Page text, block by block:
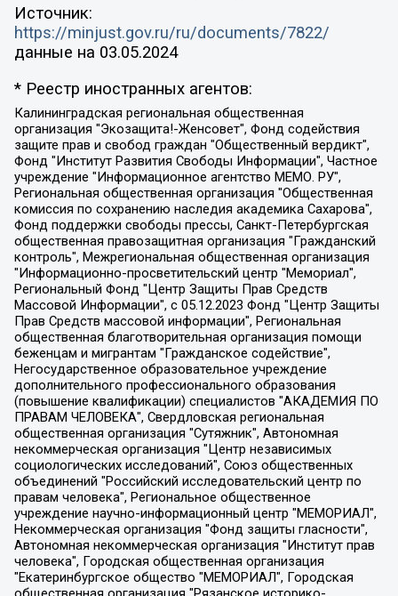
Источник:
https://minjust.gov.ru/ru/documents/7822/
данные на 03.05.2024
* Реестр иностранных агентов:
Калининградская региональная общественная организация "Экозащита!-Женсовет", Фонд содействия защите прав и свобод граждан "Общественный вердикт", Фонд "Институт Развития Свободы Информации", Частное учреждение "Информационное агентство МЕМО. РУ", Региональная общественная организация "Общественная комиссия по сохранению наследия академика Сахарова", Фонд поддержки свободы прессы, Санкт-Петербургская общественная правозащитная организация "Гражданский контроль", Межрегиональная общественная организация "Информационно-просветительский центр "Мемориал", Региональный Фонд "Центр Защиты Прав Средств Массовой Информации", с 05.12.2023 Фонд "Центр Защиты Прав Средств массовой информации", Региональная общественная благотворительная организация помощи беженцам и мигрантам "Гражданское содействие", Негосударственное образовательное учреждение дополнительного профессионального образования (повышение квалификации) специалистов "АКАДЕМИЯ ПО ПРАВАМ ЧЕЛОВЕКА", Свердловская региональная общественная организация "Сутяжник", Автономная некоммерческая организация "Центр независимых социологических исследований", Союз общественных объединений "Российский исследовательский центр по правам человека", Региональное общественное учреждение научно-информационный центр "МЕМОРИАЛ", Некоммерческая организация "Фонд защиты гласности", Автономная некоммерческая организация "Институт прав человека", Городская общественная организация "Екатеринбургское общество "МЕМОРИАЛ", Городская общественная организация "Рязанское историко-просветительское и правозащитное общество "Мемориал" (Рязанский Мемориал), Челябинский региональный орган общественной самодеятельности – женское общественное объединение "Женщины Евразии", Челябинский региональный орган общественной самодеятельности "Уральская правозащитная группа", Фонд содействия защите здоровья и социальной справедливости имени Андрея Рылькова, Автономная Некоммерческая Организация "Аналитический Центр Юрия Левады", Автономная некоммерческая организация социальной поддержки населения "Проект Апрель", Региональная общественная организация помощи женщинам и детям, находящимся в кризисной ситуации "Информационно-методический центр "Анна", Фонд содействия развитию массовых коммуникаций и правовому просвещению "Так-так-Так", Фонд содействия устойчивому развитию "Серебряная тайга", Свердловский региональный общественный фонд социальных проектов "Новое время", "Idel.Реалии", Кавказ.Реалии, Крым.Реалии, Телеканал Настоящее Время, Татаро-башкирская служба Радио Свобода (Azatliq Radiosi), Радио Свободная Европа/Радио Свобода (PCE/PC), "Сибирь.Реалии", "Фактограф", Благотворительный фонд помощи осужденным и их семьям, Автономная некоммерческая организация "Институт глобализации и социальных движений", Фонд "В защиту прав заключенных", Частное учреждение "Центр поддержки и содействия развитию средств массовой информации", Пензенский региональный общественный благотворительный фонд "Гражданский союз", "Север.Реалии", Некоммерческая организация Фонд "Правовая инициатива", Общество с ограниченной ответственностью "Радио Свободная Европа/Радио Свобода", Чешское информационное агентство "MEDIUM-ORIENT", Красноярская региональная общественная организация "Мы против СПИДа", Камалягин Денис Николаевич, Маркелов Сергей Евгеньевич, Пономарев Лев Александрович, Савицкая Людмила Алексеевна, Автономная некоммерческая организация "Центр по работе с проблемой насилия "НАСИЛИЮ.НЕТ", Межрегиональный профессиональный союз работников здравоохранения "Альянс врачей", Юридическое лицо, зарегистрированное в Латвийской Республике, SIA "Medusa Project" (регистрационный номер 40103797863, дата регистрации 10.06.2014), Некоммерческая организация "Фонд по борьбе с коррупцией", Автономная некоммерческая организация "Институт права и публичной политики", Баданин Роман Сергеевич, Гликин Максим Александрович, Железнова Мария Михайловна, Лукьянова Юлия Сергеевна, Маетная Елизавета Витальевна, Маняхин Петр Борисович, Чуракова Ольга Владимировна, Ярош Юлия Петровна, Юридическое лицо "The Insider SIA", зарегистрированное в Риге, Латвийская Республика (дата регистрации 26.06.2015), являющееся администратором доменного имени интернет-издания "The Insider SIA", https://theins.ru, Постернак Алексей Евгеньевич, Рубин Михаил Аркадьевич, Анин Роман Александрович, Юридическое лицо Istories fonds, зарегистрированное в Латвийской Республике (регистрационный номер 50008295751, дата регистрации 24.02.2020), Великовский Дмитрий Александрович, Долинина Ирина Николаевна, Мароховская Алеся Алексеевна, Шлейнов Роман Юрьевич, Шмагун Олеся Валентиновна, Общество с ограниченной ответственностью "Альтаир 2021", Общество с ограниченной ответственностью "Вега 2021", Общество с ограниченной ответственностью "Главный редактор 2021", Общество с ограниченной ответственностью "Ромашки монолит", Важенков Артем Валерьевич, Ивановская областная общественная организация "Центр гендерных исследований", Гурман Юрий Альбертович, Медиапроект "ОВД-Инфо", Егоров Владимир Владимирович, Жилинский Владимир Александрович, Общество с ограниченной ответственностью "ЗП", Иванова София Юрьевна, Карезина Инна Павловна, Кильтау Екатерина Викторовна, Петров Алексей Викторович, Пискунов Сергей Евгеньевич, Смирнов Сергей Сергеевич, Тихонов Михаил Сергеевич, Общество с ограниченной ответственностью "ЖУРНАЛИСТ-ИНОСТРАННЫЙ АГЕНТ", Арапова Галина Юрьевна, Вольтская Татьяна Анатольевна, Американская компания "Mason G.E.S. Anonymous Foundation" (США), являющаяся владельцем интернет-издания https://mnews.world/, Компания "Stichting Bellingcat", зарегистрированная в Нидерландах (дата регистрации 11.07.2018), Захаров Андрей Вячеславович, Клепиковская Екатерина Дмитриевна, Общество с ограниченной ответственностью "МЕМО", Перл Роман Александрович, Симонов Евгений Алексеевич, Соловьева Елена Анатольевна, Сотников Даниил Владимирович, Сурначева Елизавета Дмитриевна, Автономная некоммерческая организация по защите прав человека и информированию населения "Якутия – Наше Мнение", Общество с ограниченной ответственностью "Москоу диджитал медиа", с 26.01.2023 Общество с ограниченной ответственностью "Чайка Белые сады", Ветошкина Валерия Валерьевна, Заговора Максим Александрович, Межрегиональное общественное движение "Российская ЛГБТ - сеть", Оленичев Максим Владимирович, Павлов Иван Юрьевич, Скворцова Елена Сергеевна, Общество с ограниченной ответственностью "Как бы инагент", Кочетков Игорь Викторович, Общество с ограниченной ответственностью "Честные выборы", Еланчик Олег Александрович, Общество с ограниченной ответственностью "Нобелевский призыв", Гималова Регина Эмилевна, Григорьев Андрей Валерьевич, Григорьева Алина Александровна, Ассоциация по содействию защите прав призывников, альтернативнослужащих и военнослужащих "Правозащитная группа "Гражданин.Армия.Право", Хисамова Регина Фаритовна, Автономная некоммерческая организация по реализации социально-правовых программ "Лилит", Дальневосточное общественное движение "Маяк", Санкт-Петербургская ЛГБТ-инициативная группа "Выход", Инициативная группа ЛГБТ+ "Реверс", Алексеев Андрей Викторович, Бекбулатова Таисия Львовна, Беляев Иван Михайлович, Владыкина Елена Сергеевна, Гельман Марат Александрович, Никульшина Вероника Юрьевна, Толоконникова Надежда Андреевна, Шендерович Виктор Анатольевич, Общество с ограниченной ответственностью "Данное сообщение", Общество с ограниченной ответственностью Издательский дом "Новая глава", Айнбиндер Александра Александровна, Московский комьюнити-центр для ЛГБТ+инициатив, Благотворительный фонд развития филантропии, Deutsche Welle (Германия, Kurt-Schumacher-Strasse 3, 53113 Bonn), Борзунова Мария Михайловна, Воробьев Виктор Викторович, Голубева Анна Львовна, Константинова Алла Михайловна, Малкова Ирина Владимировна, Мурадов Мурад Абдулгалимович, Осетинская Елизавета Николаевна, Понасенков Евгений Николаевич, Ганапольский Матвей Юрьевич, Киселев Евгений Алексеевич, Борухович Ирина Григорьевна, Дремин Иван Тимофеевич, Дубровский Дмитрий Викторович, Красноярская региональная общественная организация поддержки и развития альтернативных образовательных технологий и межкультурных коммуникаций "ИНТЕРРА", Маяковская Екатерина Алексеевна, Фейгин Марк Захарович, Филимонов Андрей Викторович, Дзугкоева Регина Николаевна, Доброхотов Роман Александрович, Дудь Юрий Александрович, Елкин Сергей Владимирович, Кругликов Кирилл Игоревич, Сабунаева Мария Леонидовна, Семенов Алексей Владимирович, Шаинян Карен Багратович, Шульман Екатерина Михайловна, Асафьев Артур Валерьевич, Вахштайн Виктор Семенович, Венедиктов Алексей Алексеевич, Лушникова Екатерина Евгеньевна, Волков Леонид Михайлович, Невзоров Александр Глебович, Пархоменко Сергей Борисович, Сироткин Ярослав Николаевич, Кара-Мурза Владимир Владимирович, Баранова Наталья Владимировна, Гозман Леонид Яковлевич, Кагарлицкий Борис Юльевич, Климарев Михаил Валерьевич, Милов Владимир Станиславович, Автономная некоммерческая организация Краснодарский центр современного искусства "Типография", Моргенштерн Алишер Тагирович, Соболь Любовь Эдуардовна, Общество с ограниченной ответственностью "ЛИЗА НОРМ", Каспаров Гарри Кимович, Ходорковский Михаил Борисович, Общество с ограниченной ответственностью "Апрельские тезисы", Данилович Ирина Брониславовна, Кашин Олег Владимирович, Петров Николай Владимирович, Пивоваров Алексей Владимирович, Соколов Михаил Владимирович, Цветкова Юлия Владимировна, Чичваркин Евгений Александрович, Комитет против пыток/Команда против пыток, Общество с ограниченной ответственностью "Первый научный", Общество с ограниченной ответственностью "Вертолет и ко", Белоцерковская Вероника Борисовна, Кац Максим Евгеньевич, Лазарева Татьяна Юрьевна, Шаведдинов Руслан Табризович, Яшин Илья Валерьевич, Общество с ограниченной ответственностью "Иноагент ААВ", Алешковский Дмитрий Петрович, Альбац Евгения Марковна, Быков Дмитрий Львович, Галямина Юлия Евгеньевна, Лойко Сергей Леонидович, Мартынов Кирилл Константинович, Медведев Сергей Александрович, Крашенинников Федор Геннадиевич, Гордеева Катерина Вл